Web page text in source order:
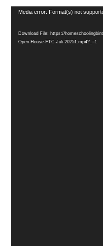
Video
Media error: Format(s) not
Download File: https://
Open-House-FTC-Juli-20251.mp4?_=1